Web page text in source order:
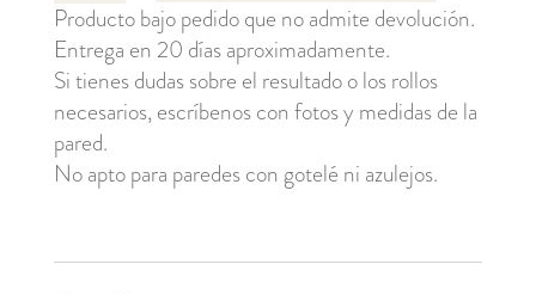
Producto bajo pedido que no admite devolución.
Entrega en 20 días aproximadamente.
Si tienes dudas sobre el resultado o los rollos
necesarios, escríbenos con fotos y medidas de la
pared.
No apto para paredes con gotelé ni azulejos.